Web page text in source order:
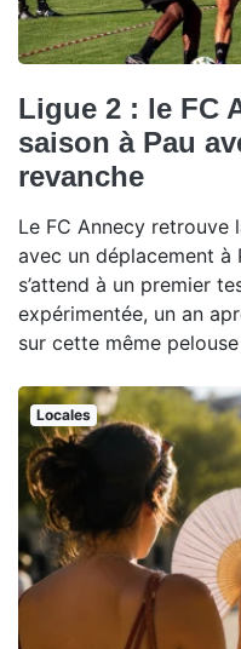
Ligue 2 : le FC
saison à Pau
revanche
Le FC Annecy retrouve
avec un déplacement à
s’attend à un premier
expérimentée, un an
sur cette même
Locales